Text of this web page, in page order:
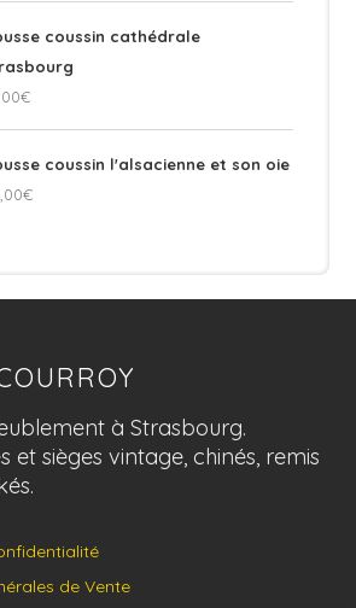
coussin cathédrale
€
coussin l'alsacienne et son oie
€
à Strasbourg.
et sièges vintage, chinés, remis
de Vente